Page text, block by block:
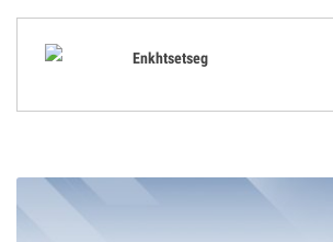
Enkhtsetseg